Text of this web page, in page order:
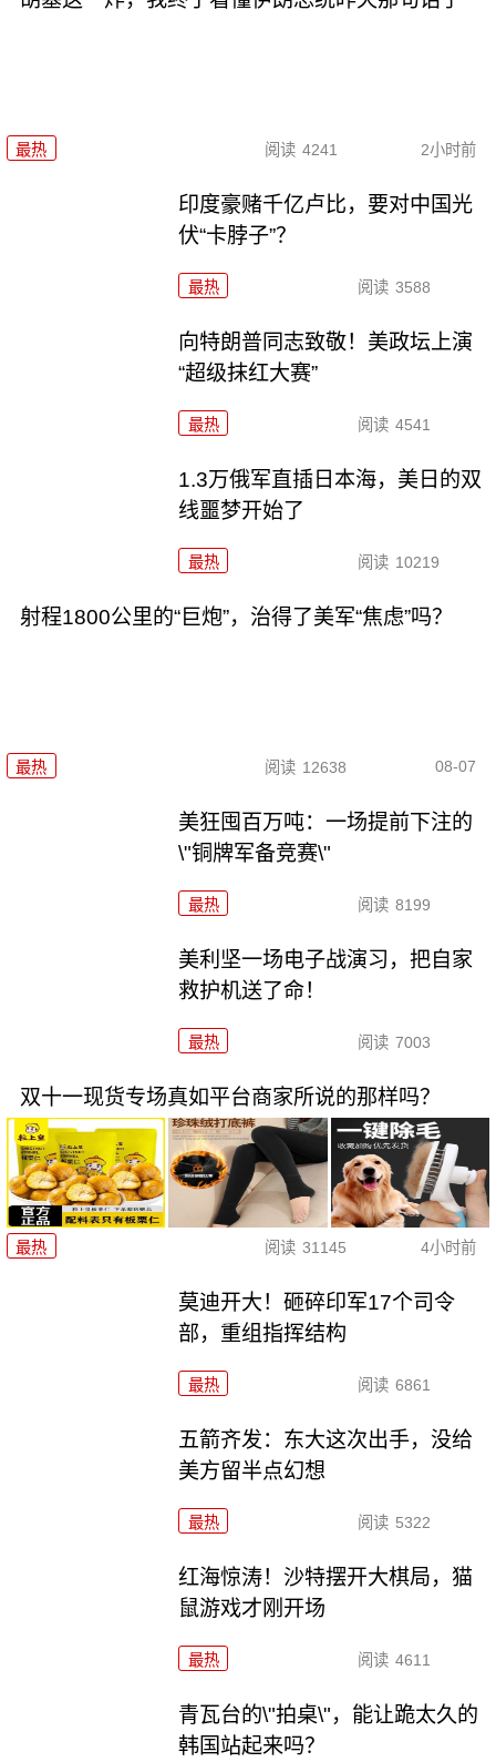
最热 阅读 4241 2小时前
印度豪赌千亿卢比，要对中国光
伏“卡脖子”？
最热 阅读 3588
向特朗普同志致敬！美政坛上演
“超级抹红大赛”
最热 阅读 4541
1.3万俄军直插日本海，美日的双
线噩梦开始了
最热 阅读 10219
射程1800公里的“巨炮”，治得了美军“焦虑”吗？
最热 阅读 12638 08-07
美狂囤百万吨：一场提前下注的
\"铜牌军备竞赛\"
最热 阅读 8199
美利坚一场电子战演习，把自家
救护机送了命！
最热 阅读 7003
双十一现货专场真如平台商家所说的那样吗？
最热 阅读 31145 4小时前
莫迪开大！砸碎印军17个司令
部，重组指挥结构
最热 阅读 6861
五箭齐发：东大这次出手，没给
美方留半点幻想
最热 阅读 5322
红海惊涛！沙特摆开大棋局，猫
鼠游戏才刚开场
最热 阅读 4611
青瓦台的\"拍桌\"，能让跪太久的
韩国站起来吗？